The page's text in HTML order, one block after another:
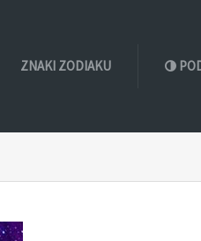
ZNAKI ZODIAKU